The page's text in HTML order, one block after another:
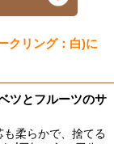
クリング：白)に
ツとフルーツのサ
柔らかで、捨てる